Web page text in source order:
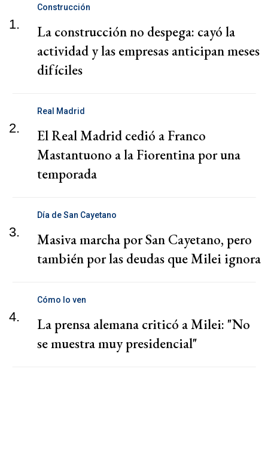
1.
Construcción
La construcción no despega: cayó la
actividad y las empresas anticipan meses
difíciles
2.
Real Madrid
El Real Madrid cedió a Franco
Mastantuono a la Fiorentina por una
temporada
3.
Día de San Cayetano
Masiva marcha por San Cayetano, pero
también por las deudas que Milei ignora
4.
Cómo lo ven
La prensa alemana criticó a Milei: "No
se muestra muy presidencial"